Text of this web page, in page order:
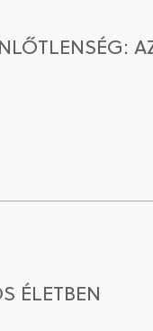
ÉLETBEN